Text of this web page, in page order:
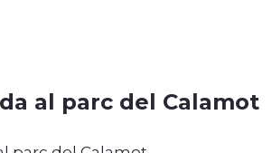
al parc del Calamot